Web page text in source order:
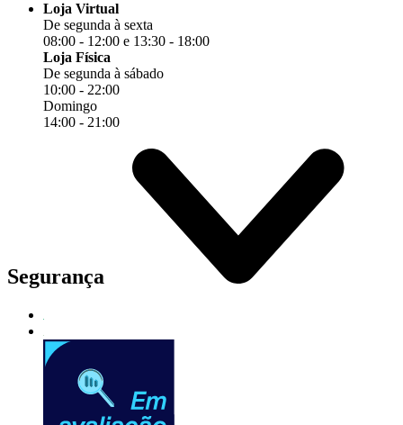
Loja Virtual
De segunda à sexta
08:00 - 12:00 e 13:30 - 18:00
Loja Física
De segunda à sábado
10:00 - 22:00
Domingo
14:00 - 21:00
Segurança